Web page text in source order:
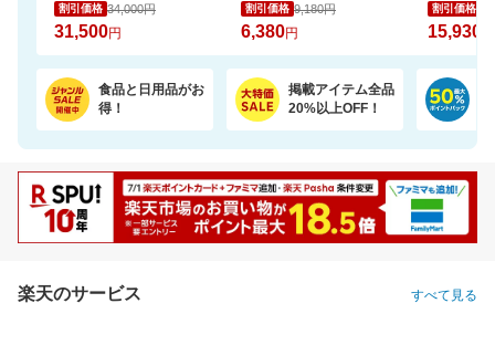
割引価格 34,000円
31,500円
割引価格 9,180円
6,380円
割引価格
15,930
食品と日用品がお
得！
掲載アイテム全品
20%以上OFF！
楽天のサービス すべて見る